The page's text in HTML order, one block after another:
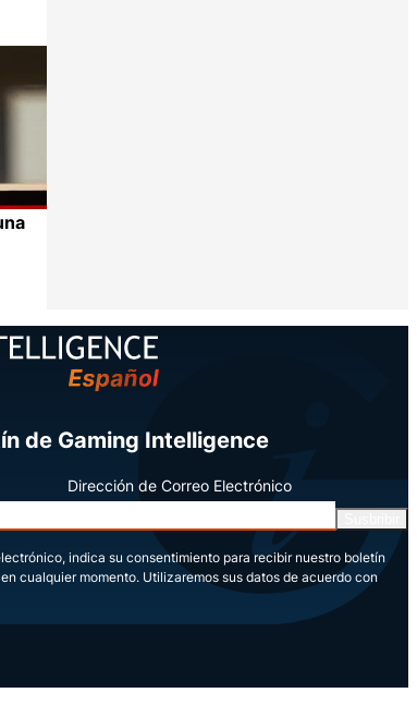
de Gaming Intelligence
Dirección de Correo Electrónico
indica su consentimiento para recibir nuestro boletín
cualquier momento. Utilizaremos sus datos de acuerdo con